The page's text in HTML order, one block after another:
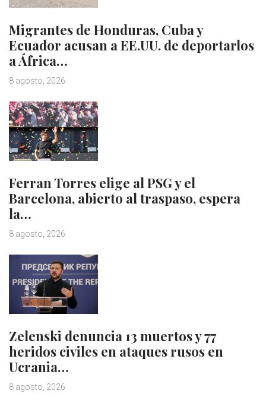
Migrantes de Honduras, Cuba y
Ecuador acusan a EE.UU. de deportarlos
a África…
8 agosto, 2026
Ferran Torres elige al PSG y el
Barcelona, abierto al traspaso, espera
la…
8 agosto, 2026
Zelenski denuncia 13 muertos y 77
heridos civiles en ataques rusos en
Ucrania…
8 agosto, 2026